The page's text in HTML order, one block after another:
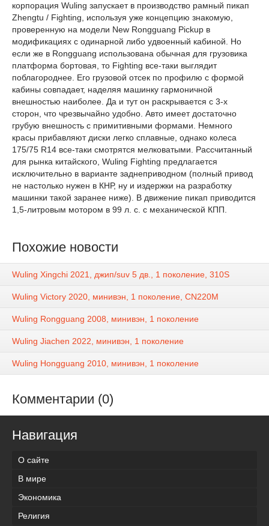
корпорация Wuling запускает в производство рамный пикап
Zhengtu / Fighting, используя уже концепцию знакомую,
проверенную на модели New Rongguang Pickup в
модификациях с одинарной либо удвоенный кабиной. Но
если же в Rongguang использована обычная для грузовика
платформа бортовая, то Fighting все-таки выглядит
поблагороднее. Его грузовой отсек по профилю с формой
кабины совпадает, наделяя машинку гармоничной
внешностью наиболее. Да и тут он раскрывается с 3-х
сторон, что чрезвычайно удобно. Авто имеет достаточно
грубую внешность с примитивными формами. Немного
красы прибавляют диски легко сплавные, однако колеса
175/75 R14 все-таки смотрятся мелковатыми. Рассчитанный
для рынка китайского, Wuling Fighting предлагается
исключительно в варианте заднеприводном (полный привод
не настолько нужен в КНР, ну и издержки на разработку
машинки такой заранее ниже). В движение пикап приводится
1,5-литровым мотором в 99 л. с. с механической КПП.
Похожие новости
Wuling Xingchi 2021, джип/suv 5 дв., 1 поколение, 310S
Wuling Victory 2020, минивэн, 1 поколение, CN220M
Wuling Rongguang 2008, минивэн, 1 поколение
Wuling Jiachen 2022, минивэн, 1 поколение
Wuling Hongguang 2010, минивэн, 1 поколение
Комментарии (0)
Навигация
О сайте
В мире
Экономика
Религия